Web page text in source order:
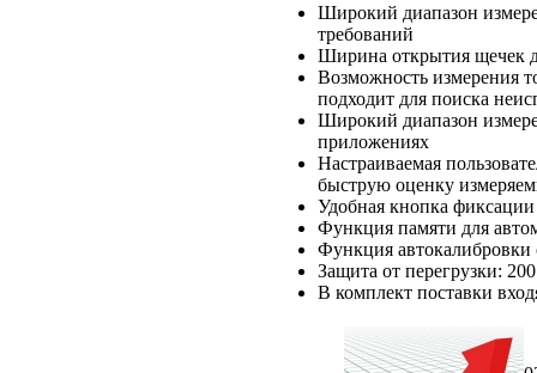
Широкий диапазон
требований
Ширина открытия щечек
Возможность измерения
подходит для поиска
Широкий диапазон
приложениях
Настраиваемая
быструю оценку
Удобная кнопка
Функция памяти для
Функция автокалибровки
Защита от перегрузки:
В комплект поставки